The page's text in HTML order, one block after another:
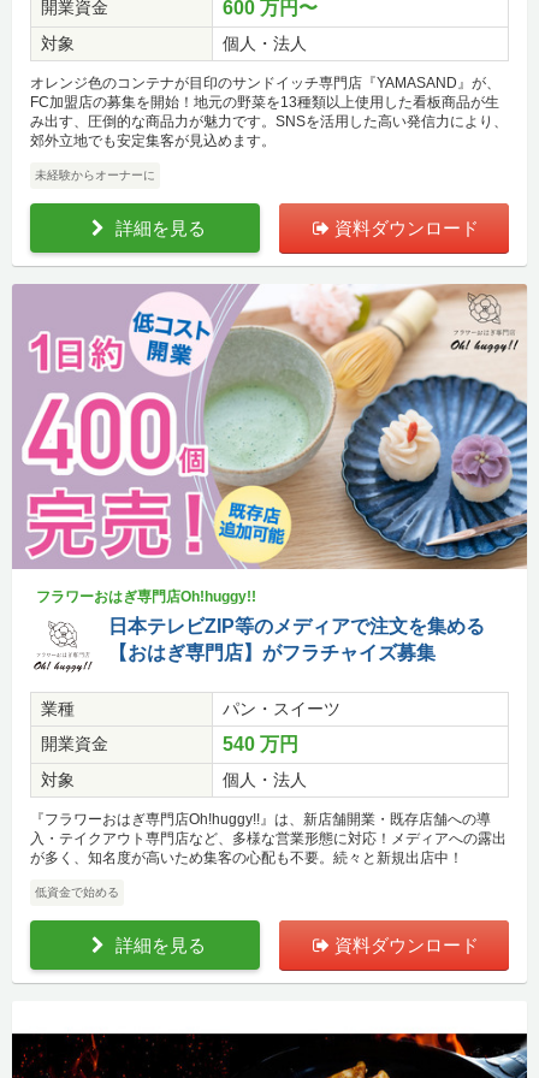
開業資金 600 万円〜
対象 個人・法人
オレンジ色のコンテナが目印のサンドイッチ専門店『YAMASAND』が、
FC加盟店の募集を開始！地元の野菜を13種類以上使用した看板商品が生
み出す、圧倒的な商品力が魅力です。SNSを活用した高い発信力により、
郊外立地でも安定集客が見込めます。
未経験からオーナーに
詳細を見る 資料ダウンロード
フラワーおはぎ専門店Oh!huggy!!
日本テレビZIP等のメディアで注文を集める
【おはぎ専門店】がフラチャイズ募集
業種
パン・スイーツ
開業資金
540 万円
対象 個人・法人
『フラワーおはぎ専門店Oh!huggy!!』は、新店舗開業・既存店舗への導
入・テイクアウト専門店など、多様な営業形態に対応！メディアへの露出
が多く、知名度が高いため集客の心配も不要。続々と新規出店中！
低資金で始める
詳細を見る 資料ダウンロード